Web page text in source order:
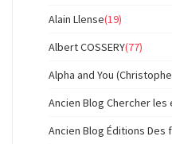
Alain Llense(19)
Albert COSSERY(77)
Alpha and You
Ancien Blog Chercher les
Ancien Blog Éditions Des